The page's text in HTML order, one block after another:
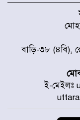
বাড়ি-৩৮ (৪বি),
ই-মেইলঃ